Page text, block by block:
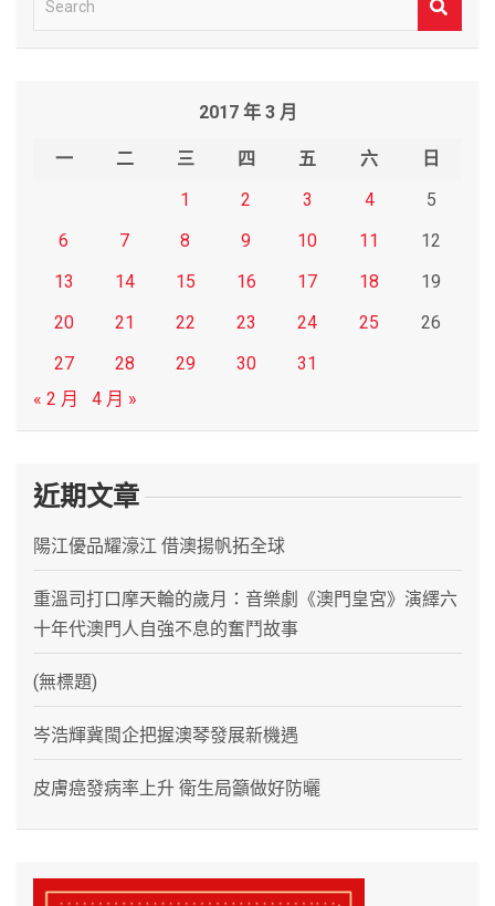
e
2017 年 3 月
一 二 三 四 五 六
日
1
2 3 4
5
6
7 8 9 10 11
12
13
14 15 16 17 18
19
20
21 22 23 24 25
26
27
28 29 30
31
« 2 月
4 月 »
近期文章
陽江優品耀濠江 借澳揚帆拓全球
重溫司打口摩天輪的歲月：音樂劇《澳門皇宮》演繹六
十年代澳門人自強不息的奮鬥故事
(無標題)
岑浩輝冀閩企把握澳琴發展新機遇
皮膚癌發病率上升 衛生局籲做好防曬